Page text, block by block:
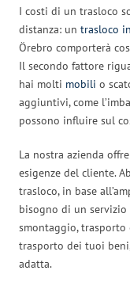
I costi di un trasloco
distanza: un trasloco
Örebro comporterà
Il secondo fattore
hai molti mobili o
aggiuntivi, come
possono influire sul
La nostra azienda
esigenze del cliente.
trasloco, in base
bisogno di un
smontaggio,
trasporto dei tuoi
adatta.